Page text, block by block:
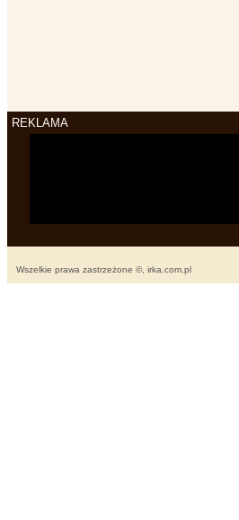
REKLAMA
Wszelkie prawa zastrzeżone ©, irka.com.pl